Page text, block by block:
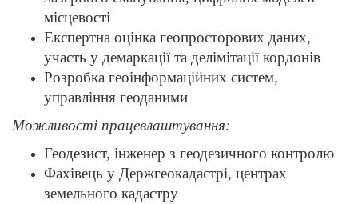
місцевості
Експертна оцінка геопросторових даних,
участь у демаркації та делімітації кордонів
Розробка геоінформаційних систем,
управління геоданими
Можливості працевлаштування:
Геодезист, інженер з геодезичного контролю
Фахівець у Держгеокадастрі, центрах
земельного кадастру